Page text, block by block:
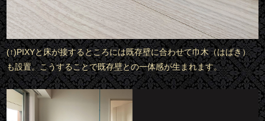
(↑)PIXYと床が接するところには既存壁に合わせて巾木（はばき）
も設置。こうすることで既存壁との一体感が生まれます。